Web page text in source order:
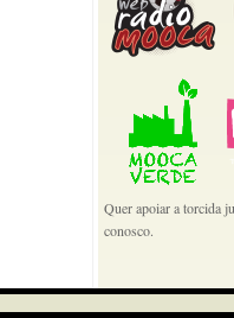
Quer apoiar a torcida
conosco.